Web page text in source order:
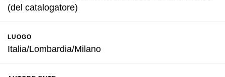
(del catalogatore)
LUOGO
Italia/Lombardia/Milano